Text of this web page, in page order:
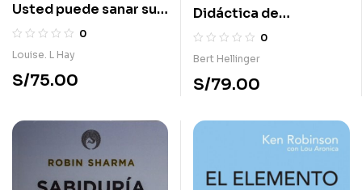
Usted puede sanar su
corazón
0
Louise. L Hay
S/75.00
Didáctica de
constelaciones
familiares: El
0
Bert Hellinger
S/79.00